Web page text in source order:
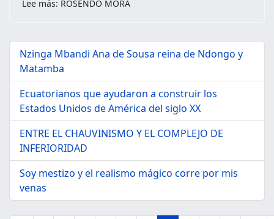
Lee más: ROSENDO MORA
Nzinga Mbandi Ana de Sousa reina de Ndongo y
Matamba
Ecuatorianos que ayudaron a construir los
Estados Unidos de América del siglo XX
ENTRE EL CHAUVINISMO Y EL COMPLEJO DE
INFERIORIDAD
Soy mestizo y el realismo mágico corre por mis
venas